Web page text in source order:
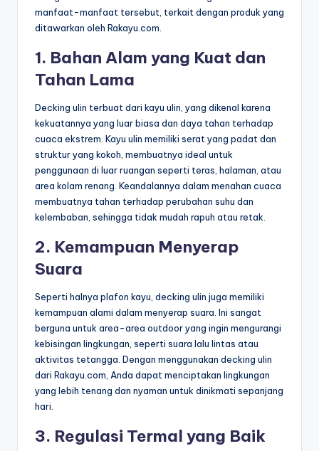
manfaat-manfaat tersebut, terkait dengan produk yang
ditawarkan oleh Rakayu.com.
1. Bahan Alam yang Kuat dan
Tahan Lama
Decking ulin terbuat dari kayu ulin, yang dikenal karena
kekuatannya yang luar biasa dan daya tahan terhadap
cuaca ekstrem. Kayu ulin memiliki serat yang padat dan
struktur yang kokoh, membuatnya ideal untuk
penggunaan di luar ruangan seperti teras, halaman, atau
area kolam renang. Keandalannya dalam menahan cuaca
membuatnya tahan terhadap perubahan suhu dan
kelembaban, sehingga tidak mudah rapuh atau retak.
2. Kemampuan Menyerap
Suara
Seperti halnya plafon kayu, decking ulin juga memiliki
kemampuan alami dalam menyerap suara. Ini sangat
berguna untuk area-area outdoor yang ingin mengurangi
kebisingan lingkungan, seperti suara lalu lintas atau
aktivitas tetangga. Dengan menggunakan decking ulin
dari Rakayu.com, Anda dapat menciptakan lingkungan
yang lebih tenang dan nyaman untuk dinikmati sepanjang
hari.
3. Regulasi Termal yang Baik